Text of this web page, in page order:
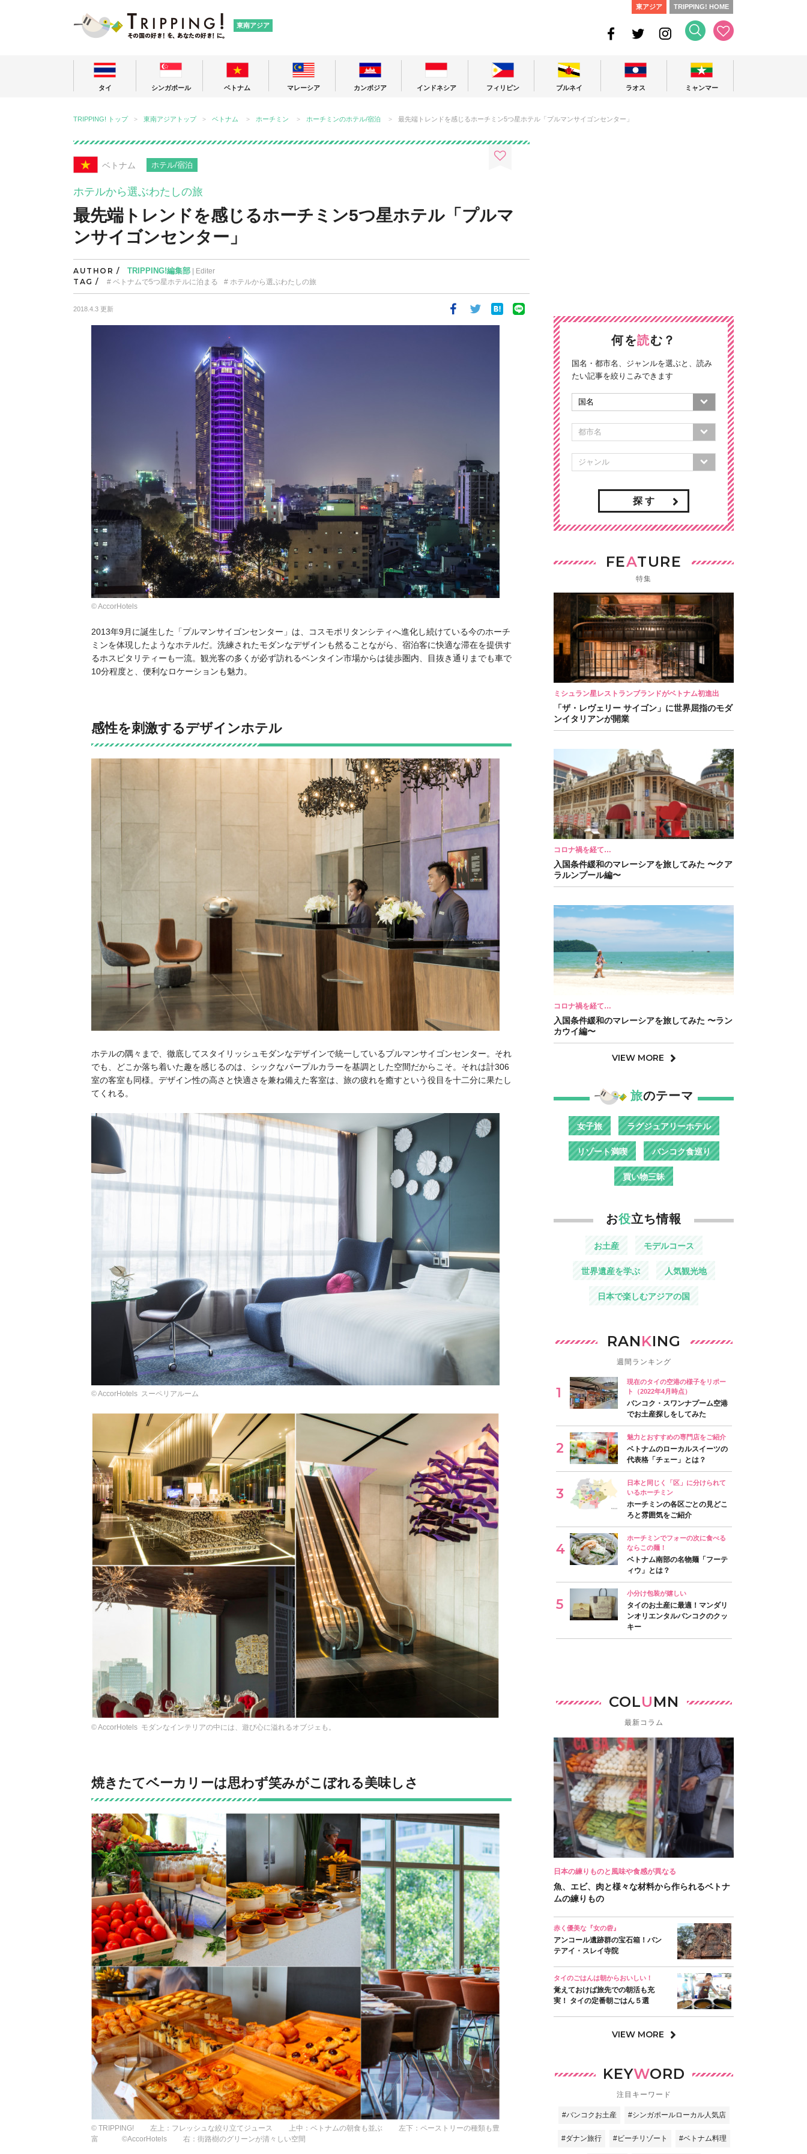
東南アジア
東アジア TRIPPING! HOME
タイ シンガポール ベトナム マレーシア カンボジア インドネシア フィリピン ブルネイ ラオス ミャンマー
TRIPPING! トップ 東南アジアトップ ベトナム ホーチミン ホーチミンのホテル/宿泊 最先端トレンドを感じるホーチミン5つ星ホテル「プルマンサイゴンセンター」
ベトナム ホテル/宿泊
ホテルから選ぶわたしの旅
最先端トレンドを感じるホーチミン5つ星ホテル「プルマ
ンサイゴンセンター」
AUTHOR / TRIPPING!編集部 | Editer
TAG / ベトナムで5つ星ホテルに泊まる ホテルから選ぶわたしの旅
2018.4.3 更新
© AccorHotels
2013年9月に誕生した「プルマンサイゴンセンター」は、コスモポリタンシティへ進化し続けている今のホーチ
ミンを体現したようなホテルだ。洗練されたモダンなデザインも然ることながら、宿泊客に快適な滞在を提供す
るホスピタリティーも一流。観光客の多くが必ず訪れるベンタイン市場からは徒歩圏内、目抜き通りまでも車で
10分程度と、便利なロケーションも魅力。
感性を刺激するデザインホテル
ホテルの隅々まで、徹底してスタイリッシュモダンなデザインで統一しているプルマンサイゴンセンター。それ
でも、どこか落ち着いた趣を感じるのは、シックなパープルカラーを基調とした空間だからこそ。それは計306
室の客室も同様。デザイン性の高さと快適さを兼ね備えた客室は、旅の疲れを癒すという役目を十二分に果たし
てくれる。
© AccorHotels スーペリアルーム
© AccorHotels モダンなインテリアの中には、遊び心に溢れるオブジェも。
焼きたてベーカリーは思わず笑みがこぼれる美味しさ
© TRIPPING! 左上：フレッシュな絞り立てジュース 上中：ベトナムの朝食も並ぶ 左下：ペーストリーの種類も豊
富 ©AccorHotels 右：街路樹のグリーンが清々しい空間
何を読む？
国名・都市名、ジャンルを選ぶと、読み
たい記事を絞りこみできます
探 す
FEATURE
特集
ミシュラン星レストランブランドがベトナム初進出
「ザ・レヴェリー サイゴン」に世界屈指のモダ
ンイタリアンが開業
コロナ禍を経て…
入国条件緩和のマレーシアを旅してみた 〜クア
ラルンプール編〜
コロナ禍を経て…
入国条件緩和のマレーシアを旅してみた 〜ラン
カウイ編〜
VIEW MORE
旅のテーマ
女子旅 ラグジュアリーホテル
リゾート満喫 バンコク食巡り
買い物三昧
お役立ち情報
お土産 モデルコース
世界遺産を学ぶ 人気観光地
日本で楽しむアジアの国
RANKING
週間ランキング
現在のタイの空港の様子をリポー
ト（2022年4月時点）
バンコク・スワンナプーム空港
でお土産探しをしてみた
魅力とおすすめの専門店をご紹介
ベトナムのローカルスイーツの
代表格「チェー」とは？
日本と同じく「区」に分けられて
いるホーチミン
ホーチミンの各区ごとの見どこ
ろと雰囲気をご紹介
ホーチミンでフォーの次に食べる
ならこの麺！
ベトナム南部の名物麺「フーテ
ィウ」とは？
小分け包装が嬉しい
タイのお土産に最適！マンダリ
ンオリエンタルバンコクのクッ
キー
COLUMN
最新コラム
日本の練りものと風味や食感が異なる
魚、エビ、肉と様々な材料から作られるベトナ
ムの練りもの
赤く優美な『女の砦』
アンコール遺跡群の宝石箱！バン
テアイ・スレイ寺院
タイのごはんは朝からおいしい！
覚えておけば旅先での朝活も充
実！ タイの定番朝ごはん５選
VIEW MORE
KEYWORD
注目キーワード
#バンコクお土産 #シンガポールローカル人気店
#ダナン旅行 #ビーチリゾート #ベトナム料理